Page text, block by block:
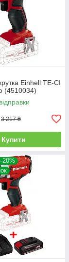
Einhell TE-CI
(4510034)
3 217 ₴
Купити